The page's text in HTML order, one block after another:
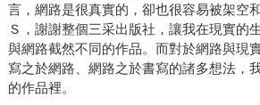
言，網路是很真實的，卻也很容易被架空
Ｓ，謝謝整個三采出版社，讓我在現實的
與網路截然不同的作品。而對於網路與現
寫之於網路、網路之於書寫的諸多想法，
的作品裡。